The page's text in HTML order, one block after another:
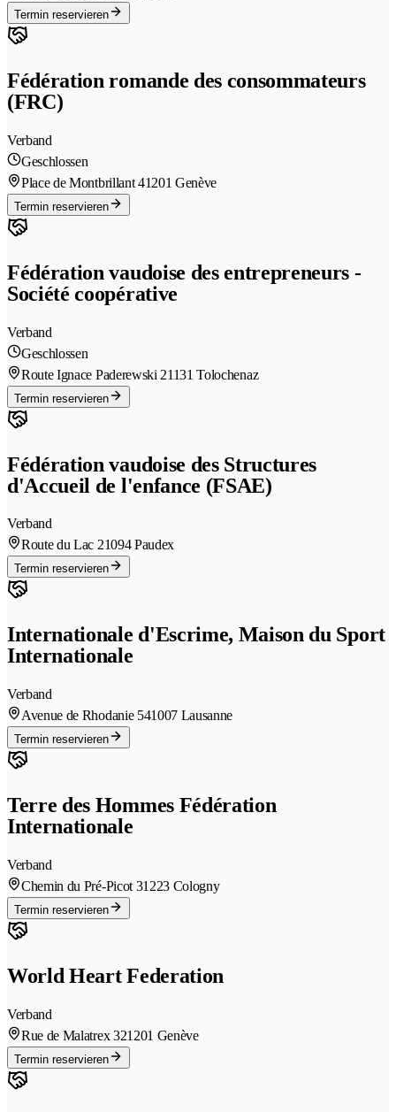
Termin reservieren
Fédération romande des consommateurs
(FRC)
Verband
Geschlossen
Place de Montbrillant 41201 Genève
Termin reservieren
Fédération vaudoise des entrepreneurs -
Société coopérative
Verband
Geschlossen
Route Ignace Paderewski 21131 Tolochenaz
Termin reservieren
Fédération vaudoise des Structures
d'Accueil de l'enfance (FSAE)
Verband
Route du Lac 21094 Paudex
Termin reservieren
Internationale d'Escrime, Maison du Sport
Internationale
Verband
Avenue de Rhodanie 541007 Lausanne
Termin reservieren
Terre des Hommes Fédération
Internationale
Verband
Chemin du Pré-Picot 31223 Cologny
Termin reservieren
World Heart Federation
Verband
Rue de Malatrex 321201 Genève
Termin reservieren